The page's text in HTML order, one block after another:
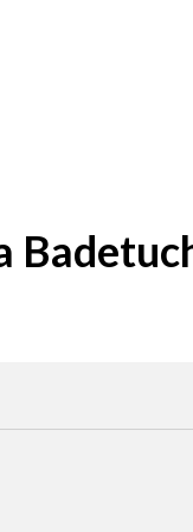
ein oder benutze die